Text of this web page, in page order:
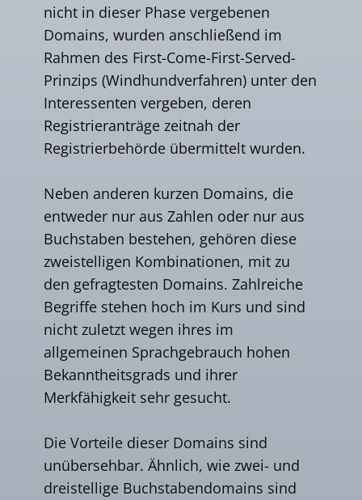
nicht in dieser Phase vergebenen
Domains, wurden anschließend im
Rahmen des First-Come-First-Served-
Prinzips (Windhundverfahren) unter den
Interessenten vergeben, deren
Registrieranträge zeitnah der
Registrierbehörde übermittelt wurden.
Neben anderen kurzen Domains, die
entweder nur aus Zahlen oder nur aus
Buchstaben bestehen, gehören diese
zweistelligen Kombinationen, mit zu
den gefragtesten Domains. Zahlreiche
Begriffe stehen hoch im Kurs und sind
nicht zuletzt wegen ihres im
allgemeinen Sprachgebrauch hohen
Bekanntheitsgrads und ihrer
Merkfähigkeit sehr gesucht.
Die Vorteile dieser Domains sind
unübersehbar. Ähnlich, wie zwei- und
dreistellige Buchstabendomains sind